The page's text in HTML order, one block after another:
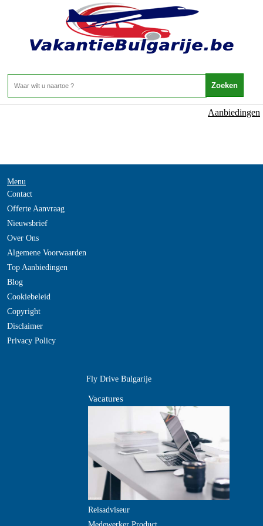
Home>
Aanbiedingen
Menu
Contact
Offerte Aanvraag
Nieuwsbrief
Over Ons
Algemene Voorwaarden
Top Aanbiedingen
Blog
Cookiebeleid
Copyright
Disclaimer
Privacy Policy
Fly Drive Bulgarije
Vacatures
Reisadviseur